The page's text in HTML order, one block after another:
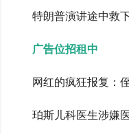
广告位招租中